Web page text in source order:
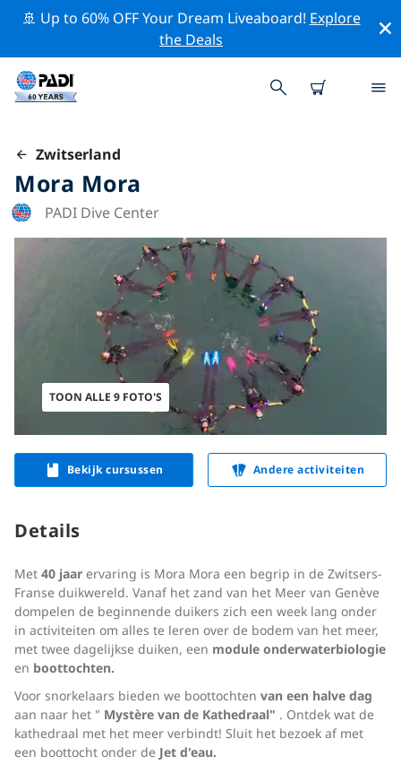
🚢 Up to 60% OFF Your Dream Liveaboard! Explore
the Deals
Zwitserland
Mora Mora
PADI Dive Center
TOON ALLE 9 FOTO'S
Bekijk cursussen Andere activiteiten
Details
Met 40 jaar ervaring is Mora Mora een begrip in de Zwitsers-
Franse duikwereld. Vanaf het zand van het Meer van Genève
dompelen de beginnende duikers zich een week lang onder
in activiteiten om alles te leren over de bodem van het meer,
met twee dagelijkse duiken, een module onderwaterbiologie
en boottochten.
Voor snorkelaars bieden we boottochten van een halve dag
aan naar het " Mystère van de Kathedraal" . Ontdek wat de
kathedraal met het meer verbindt! Sluit het bezoek af met
een boottocht onder de Jet d'eau.